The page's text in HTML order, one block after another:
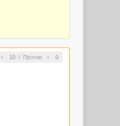
10/ Против 0